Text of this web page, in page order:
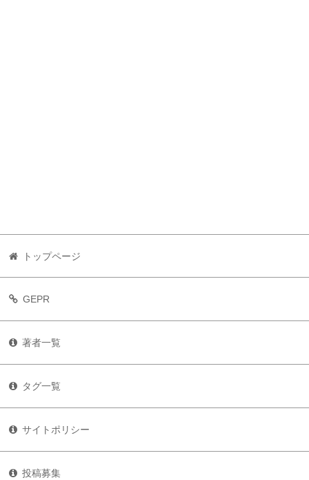
トップページ
GEPR
著者一覧
タグ一覧
サイトポリシー
投稿募集